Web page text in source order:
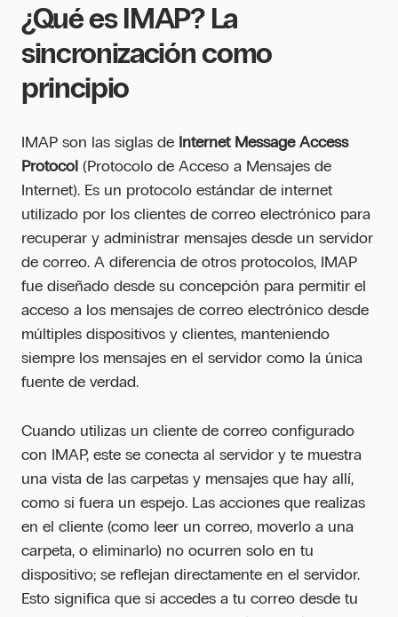
¿Qué es IMAP? La
sincronización como
principio
IMAP son las siglas de Internet Message Access
Protocol (Protocolo de Acceso a Mensajes de
Internet). Es un protocolo estándar de internet
utilizado por los clientes de correo electrónico para
recuperar y administrar mensajes desde un servidor
de correo. A diferencia de otros protocolos, IMAP
fue diseñado desde su concepción para permitir el
acceso a los mensajes de correo electrónico desde
múltiples dispositivos y clientes, manteniendo
siempre los mensajes en el servidor como la única
fuente de verdad.
Cuando utilizas un cliente de correo configurado
con IMAP, este se conecta al servidor y te muestra
una vista de las carpetas y mensajes que hay allí,
como si fuera un espejo. Las acciones que realizas
en el cliente (como leer un correo, moverlo a una
carpeta, o eliminarlo) no ocurren solo en tu
dispositivo; se reflejan directamente en el servidor.
Esto significa que si accedes a tu correo desde tu